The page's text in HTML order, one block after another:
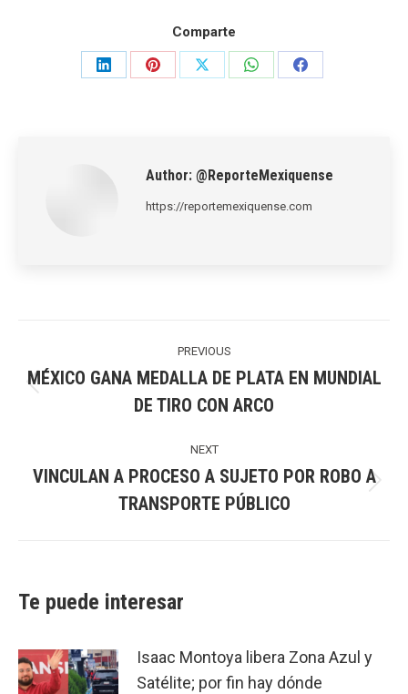
Comparte
Share
Share
Share
Share
Share
Author: @ReporteMexiquense
https://reportemexiquense.com
PREVIOUS
post:
MÉXICO GANA MEDALLA DE PLATA EN MUNDIAL
DE TIRO CON ARCO
NEXT
post:
VINCULAN A PROCESO A SUJETO POR ROBO A
TRANSPORTE PÚBLICO
Te puede interesar
Isaac Montoya libera Zona Azul y
Satélite; por fin hay dónde